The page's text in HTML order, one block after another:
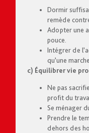
Dormir
remède
Adopter une
pouce.
Intégrer de
qu’une
c) Équilibrer vie
Ne pas
profit du
Se ménager
Prendre le
dehors des